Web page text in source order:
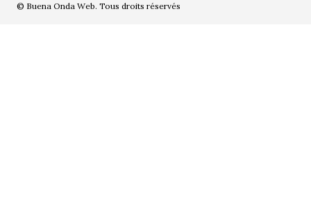
© Buena Onda Web. Tous droits réservés